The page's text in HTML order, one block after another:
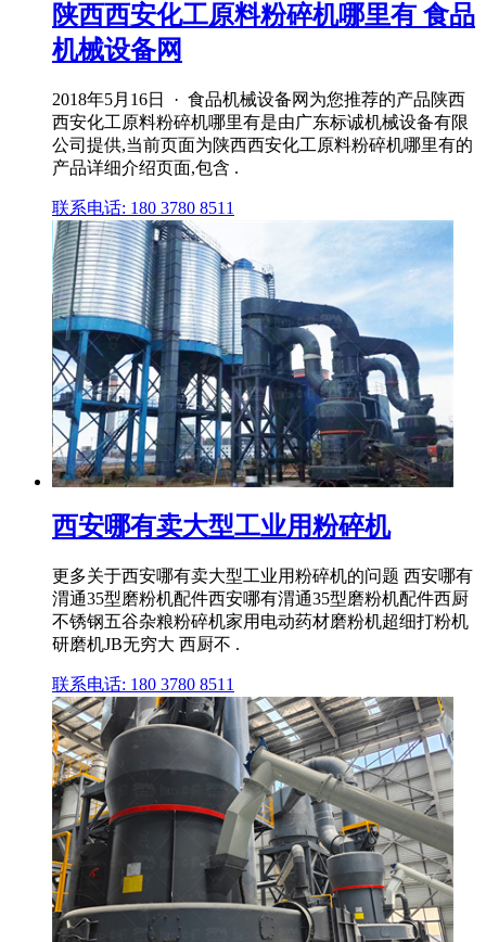
陕西西安化工原料粉碎机哪里有 食品
机械设备网
2018年5月16日 · 食品机械设备网为您推荐的产品陕西
西安化工原料粉碎机哪里有是由广东标诚机械设备有限
公司提供,当前页面为陕西西安化工原料粉碎机哪里有的
产品详细介绍页面,包含 .
联系电话: 180 3780 8511
西安哪有卖大型工业用粉碎机
更多关于西安哪有卖大型工业用粉碎机的问题 西安哪有
渭通35型磨粉机配件西安哪有渭通35型磨粉机配件西厨
不锈钢五谷杂粮粉碎机家用电动药材磨粉机超细打粉机
研磨机JB无穷大 西厨不 .
联系电话: 180 3780 8511